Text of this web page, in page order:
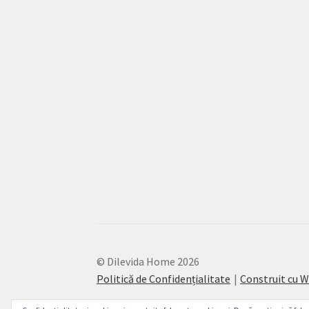
© Dilevida Home 2026
Politică de Confidențialitate
Construit cu